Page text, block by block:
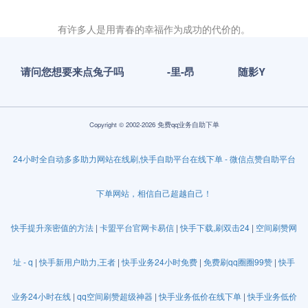
有许多人是用青春的幸福作为成功的代价的。
请问您想要来点兔子吗 -里-昂 随影Y
Copyright © 2002-2026 免费qq业务自助下单
24小时全自动多多助力网站在线刷,快手自助平台在线下单 - 微信点赞自助平台
下单网站，相信自己超越自己！
快手提升亲密值的方法 | 卡盟平台官网卡易信 |快手下载,刷双击24 | 空间刷赞网
址 - q |快手新用户助力,王者 |快手业务24小时免费 | 免费刷qq圈圈99赞 |快手
业务24小时在线| qq空间刷赞超级神器|快手业务低价在线下单|快手业务低价